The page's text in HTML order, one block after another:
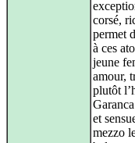
corsé,
permet
à ces
jeune
amour,
plutôt
et
mezzo